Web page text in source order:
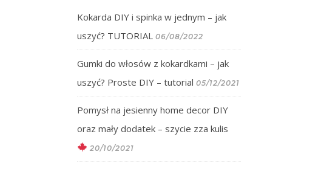
Kokarda DIY i spinka w jednym – jak
uszyć? TUTORIAL 06/08/2022
Gumki do włosów z kokardkami – jak
uszyć? Proste DIY – tutorial 05/12/2021
Pomysł na jesienny home decor DIY
oraz mały dodatek – szycie zza kulis
20/10/2021